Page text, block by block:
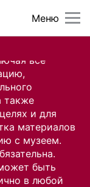
все
также
и для
материалов
с музеем.
быть
в любой
Меню